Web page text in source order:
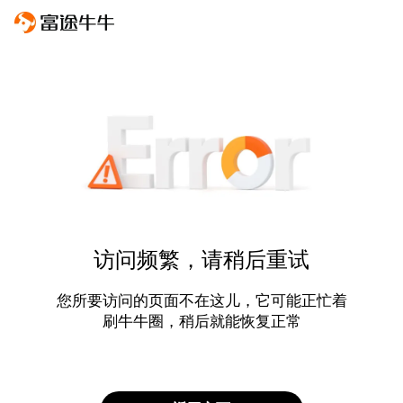
访问频繁，请稍后重试
您所要访问的页面不在这儿，它可能正忙着
刷牛牛圈，稍后就能恢复正常